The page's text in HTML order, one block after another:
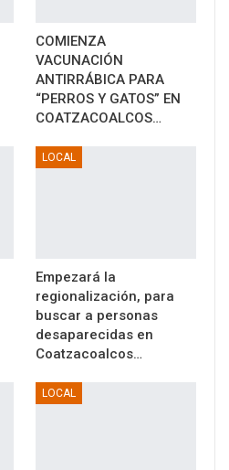
COMIENZA
VACUNACIÓN
ANTIRRÁBICA PARA
“PERROS Y GATOS” EN
COATZACOALCOS…
LOCAL
Empezará la
regionalización, para
buscar a personas
desaparecidas en
Coatzacoalcos…
LOCAL